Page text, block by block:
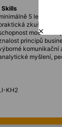
Skills
5 let
zkušenost s
modelovat
principů
komunikační
myšlení,
KH2